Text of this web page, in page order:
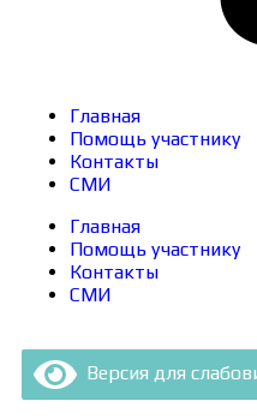
Главная
Помощь участнику
Контакты
СМИ
Главная
Помощь участнику
Контакты
СМИ
Версия для